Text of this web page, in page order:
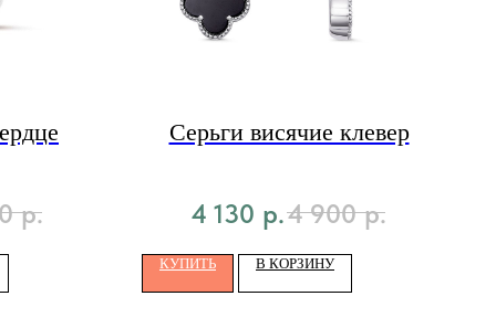
р.
Серьги висячие клевер
4 130 р.4 900 р.
КУПИТЬ В КОРЗИНУ